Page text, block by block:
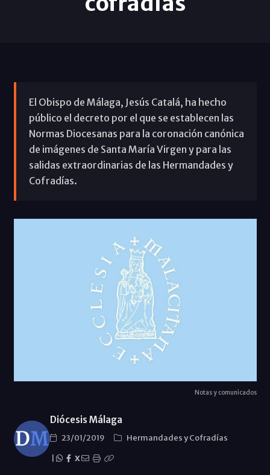
El Obispo de Málaga, Jesús Catalá, ha hecho
público el decreto por el que se establecen las
Normas Diocesanas para la coronación canónica
de imágenes de Santa María Virgen y para las
salidas extraordinarias de las Hermandades y
Cofradías.
Notas y comunicados
Diócesis Málaga
23/01/2019
Hermandades y Cofradías
X